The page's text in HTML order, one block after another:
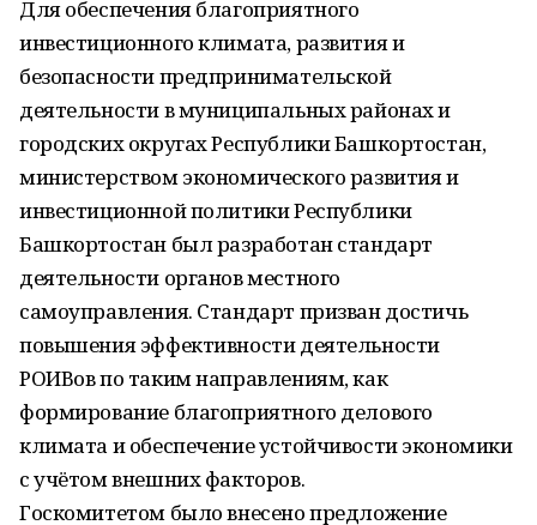
Для обеспечения благоприятного
инвестиционного климата, развития и
безопасности предпринимательской
деятельности в муниципальных районах и
городских округах Республики Башкортостан,
министерством экономического развития и
инвестиционной политики Республики
Башкортостан был разработан стандарт
деятельности органов местного
самоуправления. Стандарт призван достичь
повышения эффективности деятельности
РОИВов по таким направлениям, как
формирование благоприятного делового
климата и обеспечение устойчивости экономики
с учётом внешних факторов.
Госкомитетом было внесено предложение